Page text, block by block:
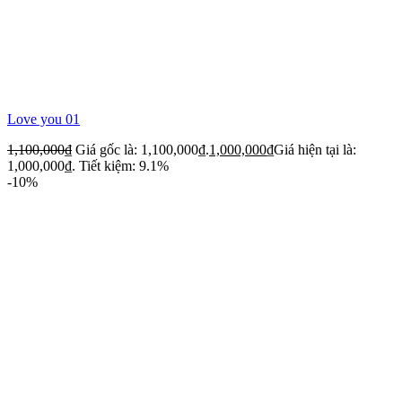
Love you 01
1,100,000₫ Giá gốc là: 1,100,000₫.1,000,000₫Giá hiện tại là:
1,000,000₫. Tiết kiệm: 9.1%
-10%